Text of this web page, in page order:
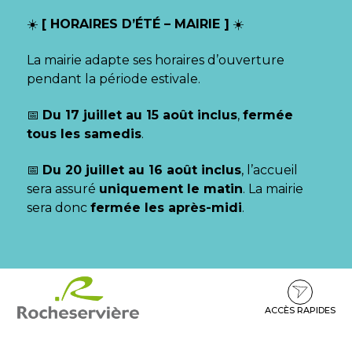
☀️ [ HORAIRES D’ÉTÉ – MAIRIE ] ☀️
La mairie adapte ses horaires d’ouverture
pendant la période estivale.
📅 Du 17 juillet au 15 août inclus, fermée
tous les samedis.
📅 Du 20 juillet au 16 août inclus, l’accueil
sera assuré uniquement le matin. La mairie
sera donc fermée les après-midi.
contenu
pied
ACCÈS RAPIDES